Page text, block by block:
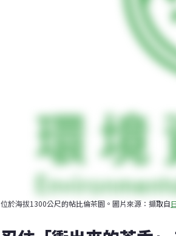
位於海拔1300公尺的帖比倫茶園。圖片來源：擷取自